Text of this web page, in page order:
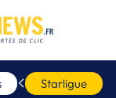
Starligue